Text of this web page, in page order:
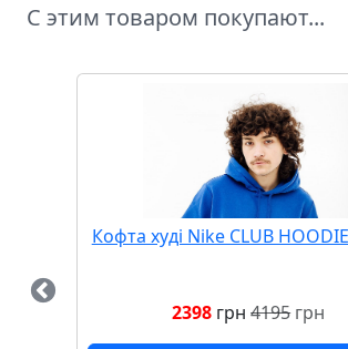
С этим товаром покупают...
Кофта худі Nike CLUB
2398 грн4195грн